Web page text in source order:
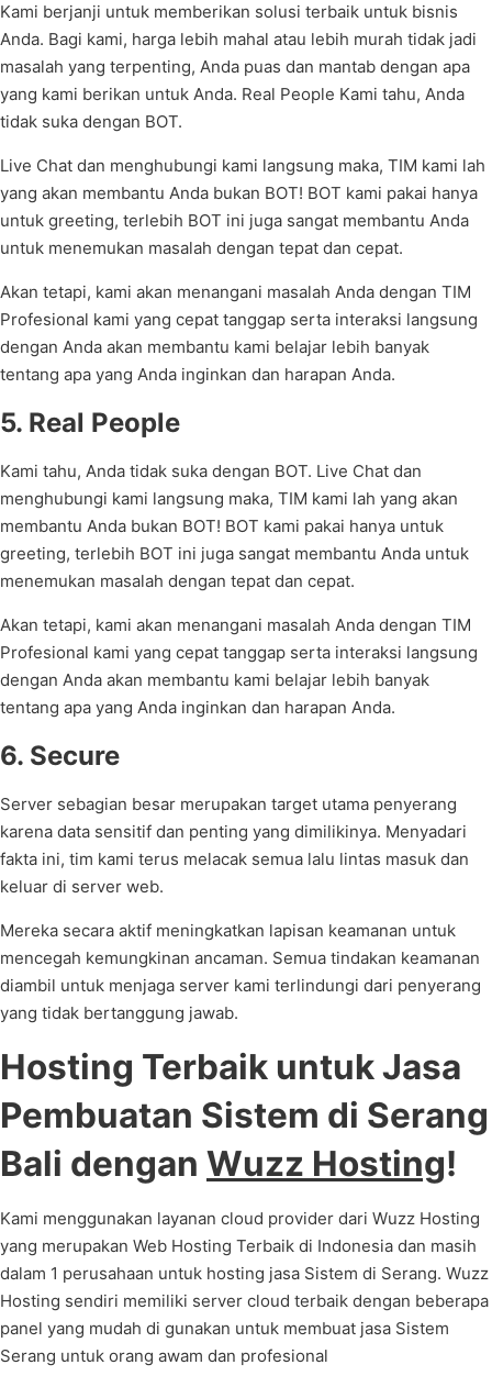
Kami berjanji untuk memberikan solusi terbaik untuk bisnis
Anda. Bagi kami, harga lebih mahal atau lebih murah tidak jadi
masalah yang terpenting, Anda puas dan mantab dengan apa
yang kami berikan untuk Anda. Real People Kami tahu, Anda
tidak suka dengan BOT.
Live Chat dan menghubungi kami langsung maka, TIM kami lah
yang akan membantu Anda bukan BOT! BOT kami pakai hanya
untuk greeting, terlebih BOT ini juga sangat membantu Anda
untuk menemukan masalah dengan tepat dan cepat.
Akan tetapi, kami akan menangani masalah Anda dengan TIM
Profesional kami yang cepat tanggap serta interaksi langsung
dengan Anda akan membantu kami belajar lebih banyak
tentang apa yang Anda inginkan dan harapan Anda.
5. Real People
Kami tahu, Anda tidak suka dengan BOT. Live Chat dan
menghubungi kami langsung maka, TIM kami lah yang akan
membantu Anda bukan BOT! BOT kami pakai hanya untuk
greeting, terlebih BOT ini juga sangat membantu Anda untuk
menemukan masalah dengan tepat dan cepat.
Akan tetapi, kami akan menangani masalah Anda dengan TIM
Profesional kami yang cepat tanggap serta interaksi langsung
dengan Anda akan membantu kami belajar lebih banyak
tentang apa yang Anda inginkan dan harapan Anda.
6. Secure
Server sebagian besar merupakan target utama penyerang
karena data sensitif dan penting yang dimilikinya. Menyadari
fakta ini, tim kami terus melacak semua lalu lintas masuk dan
keluar di server web.
Mereka secara aktif meningkatkan lapisan keamanan untuk
mencegah kemungkinan ancaman. Semua tindakan keamanan
diambil untuk menjaga server kami terlindungi dari penyerang
yang tidak bertanggung jawab.
Hosting Terbaik untuk Jasa
Pembuatan Sistem di Serang
Bali dengan Wuzz Hosting!
Kami menggunakan layanan cloud provider dari Wuzz Hosting
yang merupakan Web Hosting Terbaik di Indonesia dan masih
dalam 1 perusahaan untuk hosting jasa Sistem di Serang. Wuzz
Hosting sendiri memiliki server cloud terbaik dengan beberapa
panel yang mudah di gunakan untuk membuat jasa Sistem
Serang untuk orang awam dan profesional